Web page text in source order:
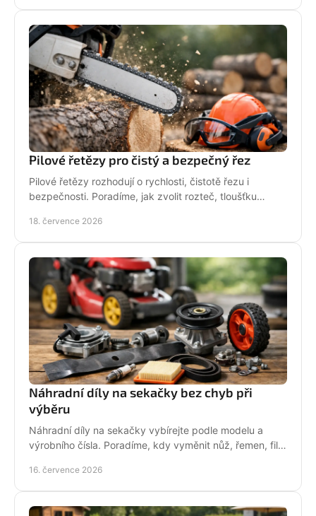
Pilové řetězy pro čistý a bezpečný řez
Pilové řetězy rozhodují o rychlosti, čistotě řezu i
bezpečnosti. Poradíme, jak zvolit rozteč, tloušťku
18. července 2026
Náhradní díly na sekačky bez chyb při
výběru
Náhradní díly na sekačky vybírejte podle modelu a
výrobního čísla. Poradíme, kdy vyměnit nůž, řemen, filtr
16. července 2026